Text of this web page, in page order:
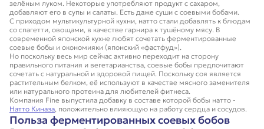
зелёным луком. Некоторые употребляют продукт с сахаром,
добавляют его в супы и салаты. Есть даже суши с соевыми бобами.
С приходом мультикультурной кухни, натто стали добавлять к блюдам
со спагетти, овощами, в качестве гарнира к тушёному мясу. В
современной японской кухне любят сочетать ферментированные
соевые бобы и окономияки (японский «фастфуд»).
Но поскольку весь мир сейчас активно переходит на сторону
правильного питания и вегетарианства, соевые бобы предпочитают
сочетать с натуральной и здоровой пищей. Поскольку соя является
растительным белком, её используют в качестве мясного заменителя
или натурального протеина для любителей фитнеса.
Компания Fine выпустила добавку в составе которой бобы натто -
Натто Киназа , положительно влияющую на работу сердца и сосудов.
Польза ферментированных соевых бобов